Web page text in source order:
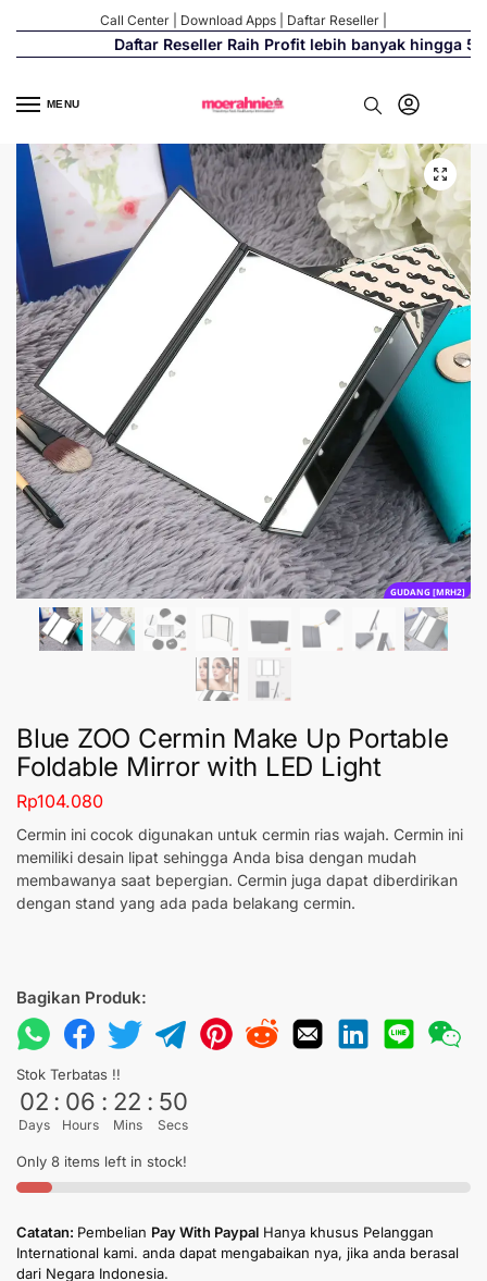
Call Center Download Apps Daftar Reseller
Daftar Reseller Raih Profit lebih banyak hingga 500%
MENU
GUDANG [MRH2]
Blue ZOO Cermin Make Up Portable
Foldable Mirror with LED Light
Rp104.080
Cermin ini cocok digunakan untuk cermin rias wajah. Cermin ini
memiliki desain lipat sehingga Anda bisa dengan mudah
membawanya saat bepergian. Cermin juga dapat diberdirikan
dengan stand yang ada pada belakang cermin.
Bagikan Produk:
Stok Terbatas !!
02
Days
: 06
Hours
: 22
Mins
: 50
Secs
Only 8 items left in stock!
Catatan: Pembelian Pay With Paypal Hanya khusus Pelanggan
International kami. anda dapat mengabaikan nya, jika anda berasal
dari Negara Indonesia.